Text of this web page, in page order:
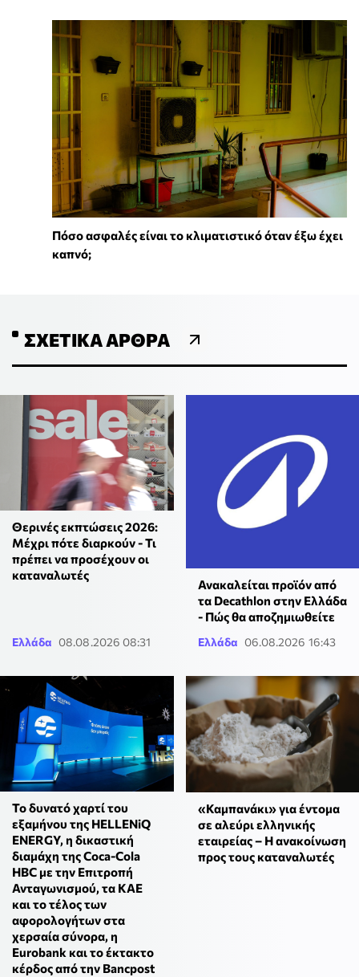
Πόσο ασφαλές είναι το κλιματιστικό όταν έξω έχει
καπνό;
ΣΧΕΤΙΚΆ ΆΡΘΡΑ
Θερινές εκπτώσεις 2026:
Μέχρι πότε διαρκούν - Τι
πρέπει να προσέχουν οι
καταναλωτές
Ελλάδα 08.08.2026 08:31
Ανακαλείται προϊόν από
τα Decathlon στην Ελλάδα
- Πώς θα αποζημιωθείτε
Ελλάδα 06.08.2026 16:43
Το δυνατό χαρτί του
εξαμήνου της HELLENiQ
ENERGY, η δικαστική
διαμάχη της Coca-Cola
HBC με την Επιτροπή
Ανταγωνισμού, τα ΚΑΕ
και το τέλος των
αφορολογήτων στα
χερσαία σύνορα, η
Eurobank και το έκτακτο
κέρδος από την Bancpost
«Καμπανάκι» για έντομα
σε αλεύρι ελληνικής
εταιρείας – Η ανακοίνωση
προς τους καταναλωτές